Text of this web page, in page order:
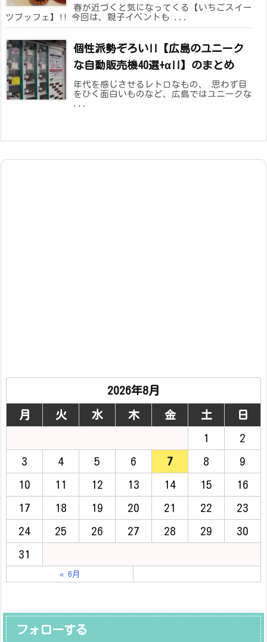
春が近づくと気になってくる【いちごスイー
ツブッフェ】!! 今回は、親子イベントも ...
個性派勢ぞろい!!【広島のユニーク
な自動販売機40選+α!!】のまとめ
年代を感じさせるレトロなもの、 思わず目
をひく面白いものなど、広島ではユニークな
2026年8月
月 火 水 木 金 土 日
1 2
3 4 5 6 7 8 9
10 11 12 13 14 15 16
17 18 19 20 21 22 23
24 25 26 27 28 29 30
31
« 6月
フォローする